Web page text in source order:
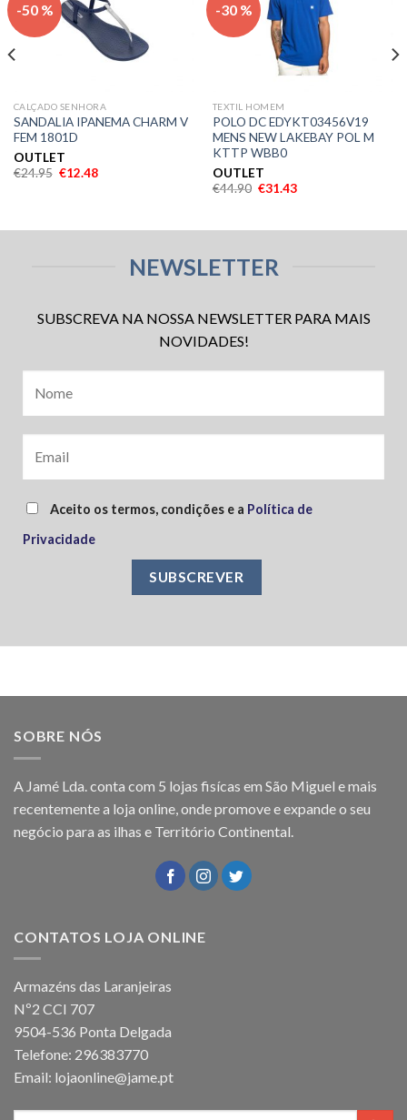
-50 %
CALÇADO SENHORA
SANDALIA IPANEMA CHARM V
FEM 1801D
OUTLET
€24.95 €12.48
-30 %
TEXTIL HOMEM
POLO DC EDYKT03456V19
MENS NEW LAKEBAY POL M
KTTP WBB0
OUTLET
€44.90 €31.43
NEWSLETTER
SUBSCREVA NA NOSSA NEWSLETTER PARA MAIS
NOVIDADES!
Aceito os termos, condições e a Política de
Privacidade
SOBRE NÓS
A Jamé Lda. conta com 5 lojas fisícas em São Miguel e mais
recentemente a loja online, onde promove e expande o seu
negócio para as ilhas e Território Continental.
CONTATOS LOJA ONLINE
Armazéns das Laranjeiras
Nº2 CCI 707
9504-536 Ponta Delgada
Telefone: 296383770
Email: lojaonline@jame.pt